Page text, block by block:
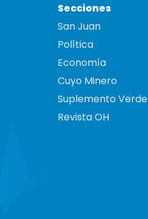
Secciones
San Juan
Política
Economía
Cuyo Minero
Suplemento Verde
Revista OH